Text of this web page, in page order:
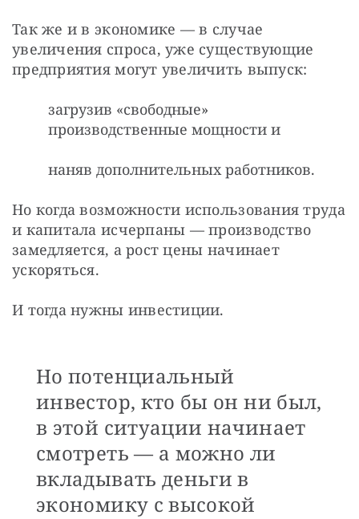
Так же и в экономике — в случае
увеличения спроса, уже существующие
предприятия могут увеличить выпуск:
загрузив «свободные»
производственные мощности и
наняв дополнительных работников.
Но когда возможности использования труда
и капитала исчерпаны — производство
замедляется, а рост цены начинает
ускоряться.
И тогда нужны инвестиции.
Но потенциальный
инвестор, кто бы он ни был,
в этой ситуации начинает
смотреть — а можно ли
вкладывать деньги в
экономику с высокой